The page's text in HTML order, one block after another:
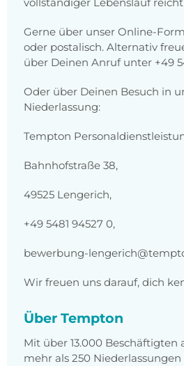
vollständiger Lebenslauf
Gerne über unser Online-
oder postalisch. Alternativ
über Deinen Anruf unter +49
Oder über Deinen Besuch in
Niederlassung:
Tempton
Bahnhofstraße 38,
49525 Lengerich,
+49 5481 94527 0,
bewerbung-
Wir freuen uns darauf, dich
Über Tempton
Mit über 13.000 Beschäftigten
mehr als 250